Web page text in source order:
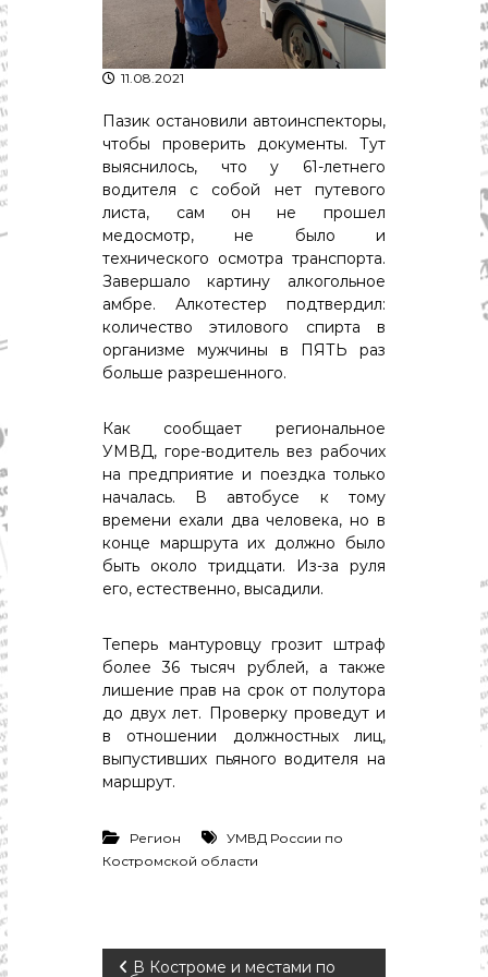
р
а
в
а
"
К
о
и
К
о
с
т
м
с
к
о
л
а
и
.
Н
о
с
т
и
о
л
к
а
н
11.08.2021
Пазик остановили автоинспекторы,
чтобы проверить документы. Тут
выяснилось, что у 61-летнего
водителя с собой нет путевого
листа, сам он не прошел
медосмотр, не было и
технического осмотра транспорта.
Завершало картину алкогольное
амбре. Алкотестер подтвердил:
количество этилового спирта в
организме мужчины в ПЯТЬ раз
больше разрешенного.
Как сообщает региональное
УМВД, горе-водитель вез рабочих
на предприятие и поездка только
началась. В автобусе к тому
времени ехали два человека, но в
конце маршрута их должно было
быть около тридцати. Из-за руля
его, естественно, высадили.
Теперь мантуровцу грозит штраф
более 36 тысяч рублей, а также
лишение прав на срок от полутора
до двух лет. Проверку проведут и
в отношении должностных лиц,
выпустивших пьяного водителя на
маршрут.
Регион
УМВД России по
Костромской области
В Костроме и местами по